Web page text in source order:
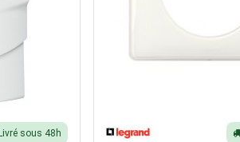
sous 48h